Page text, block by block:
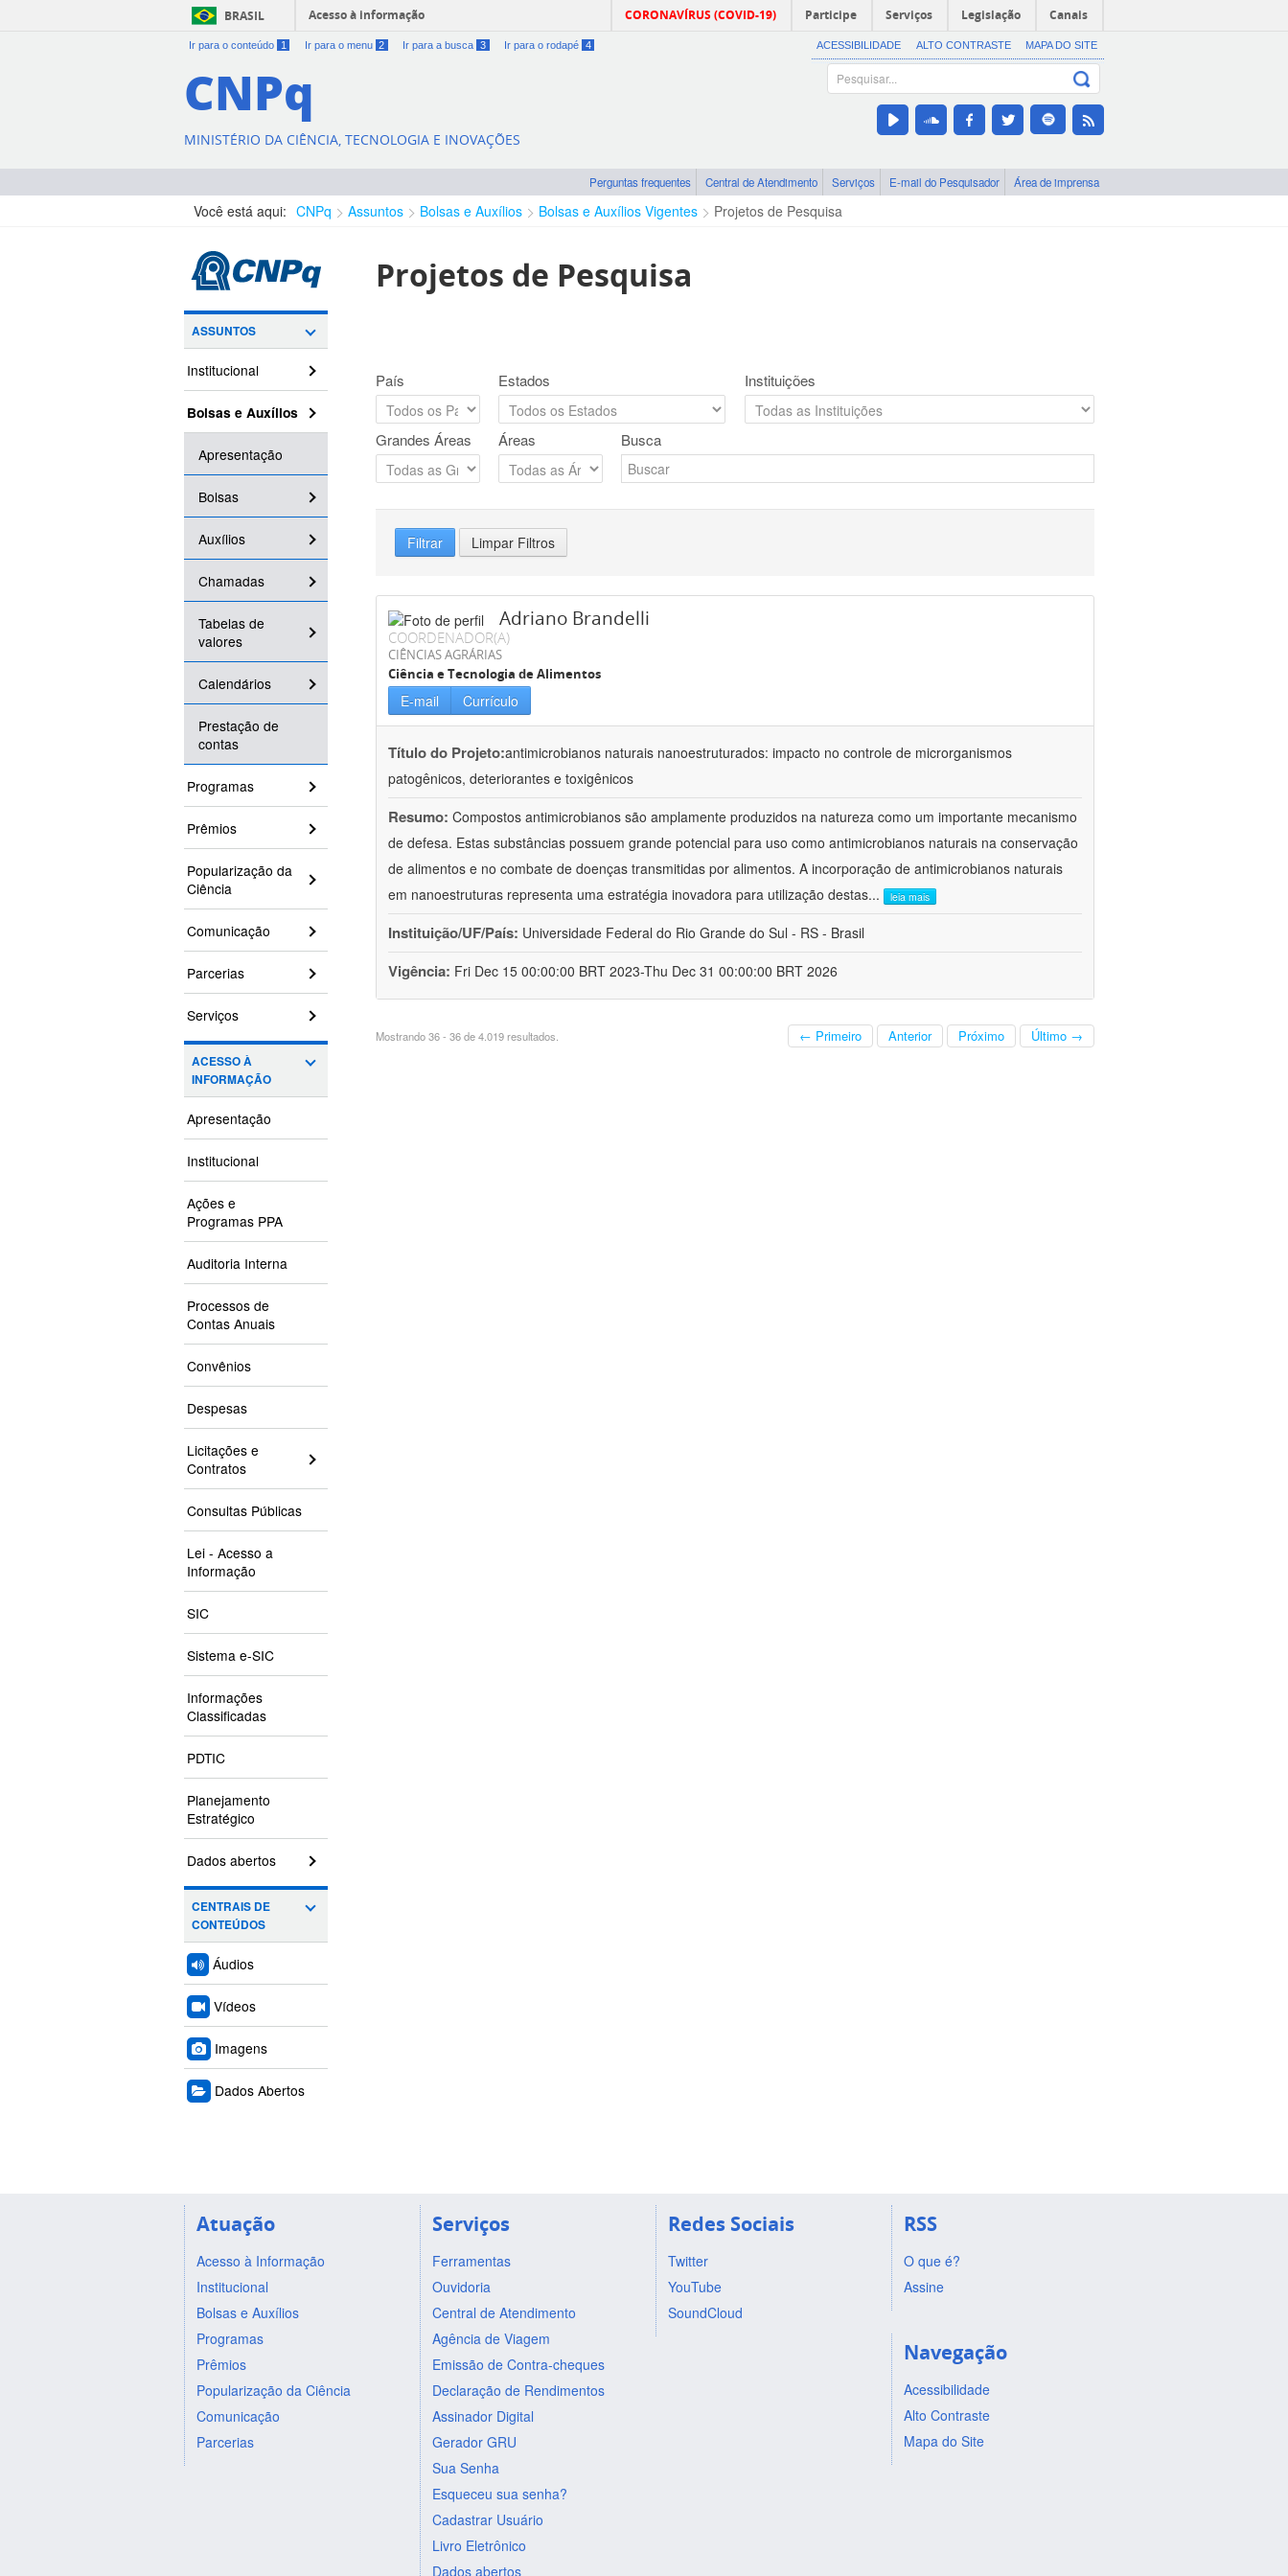
BRASIL Acesso à informação CORONAVÍRUS (COVID-19) Participe Serviços Legislação Canais
Ir para o conteúdo 1 Ir para o menu 2 Ir para a busca 3 Ir para o rodapé 4 ACESSIBILIDADE ALTO CONTRASTE MAPA DO SITE
CNPq
MINISTÉRIO DA CIÊNCIA, TECNOLOGIA E INOVAÇÕES
Perguntas frequentes Central de Atendimento Serviços E-mail do Pesquisador Área de imprensa
Você está aqui: CNPq Assuntos Bolsas e Auxílios Bolsas e Auxílios Vigentes Projetos de Pesquisa
ASSUNTOS
Institucional
Bolsas e Auxílios
Apresentação
Bolsas
Auxílios
Chamadas
Tabelas de
valores
Calendários
Prestação de
contas
Programas
Prêmios
Popularização da
Ciência
Comunicação
Parcerias
Serviços
ACESSO À
INFORMAÇÃO
Apresentação
Institucional
Ações e
Programas PPA
Auditoria Interna
Processos de
Contas Anuais
Convênios
Despesas
Licitações e
Contratos
Consultas Públicas
Lei - Acesso a
Informação
SIC
Sistema e-SIC
Informações
Classificadas
PDTIC
Planejamento
Estratégico
Dados abertos
CENTRAIS DE
CONTEÚDOS
Áudios
Vídeos
Imagens
Dados Abertos
Projetos de Pesquisa
País Estados Instituições
Grandes Áreas Áreas Busca
Filtrar Limpar Filtros
Adriano Brandelli
COORDENADOR(A)
CIÊNCIAS AGRÁRIAS
Ciência e Tecnologia de Alimentos
E-mail Currículo
Título do Projeto:antimicrobianos naturais nanoestruturados: impacto no controle de microrganismos
patogênicos, deteriorantes e toxigênicos
Resumo: Compostos antimicrobianos são amplamente produzidos na natureza como um importante mecanismo
de defesa. Estas substâncias possuem grande potencial para uso como antimicrobianos naturais na conservação
de alimentos e no combate de doenças transmitidas por alimentos. A incorporação de antimicrobianos naturais
em nanoestruturas representa uma estratégia inovadora para utilização destas... leia mais
Instituição/UF/País: Universidade Federal do Rio Grande do Sul - RS - Brasil
Vigência: Fri Dec 15 00:00:00 BRT 2023-Thu Dec 31 00:00:00 BRT 2026
Mostrando 36 - 36 de 4.019 resultados. ← Primeiro Anterior Próximo Último →
Atuação
Acesso à Informação
Institucional
Bolsas e Auxílios
Programas
Prêmios
Popularização da Ciência
Comunicação
Parcerias
Serviços
Ferramentas
Ouvidoria
Central de Atendimento
Agência de Viagem
Emissão de Contra-cheques
Declaração de Rendimentos
Assinador Digital
Gerador GRU
Sua Senha
Esqueceu sua senha?
Cadastrar Usuário
Livro Eletrônico
Dados abertos
Redes Sociais
Twitter
YouTube
SoundCloud
RSS
O que é?
Assine
Navegação
Acessibilidade
Alto Contraste
Mapa do Site